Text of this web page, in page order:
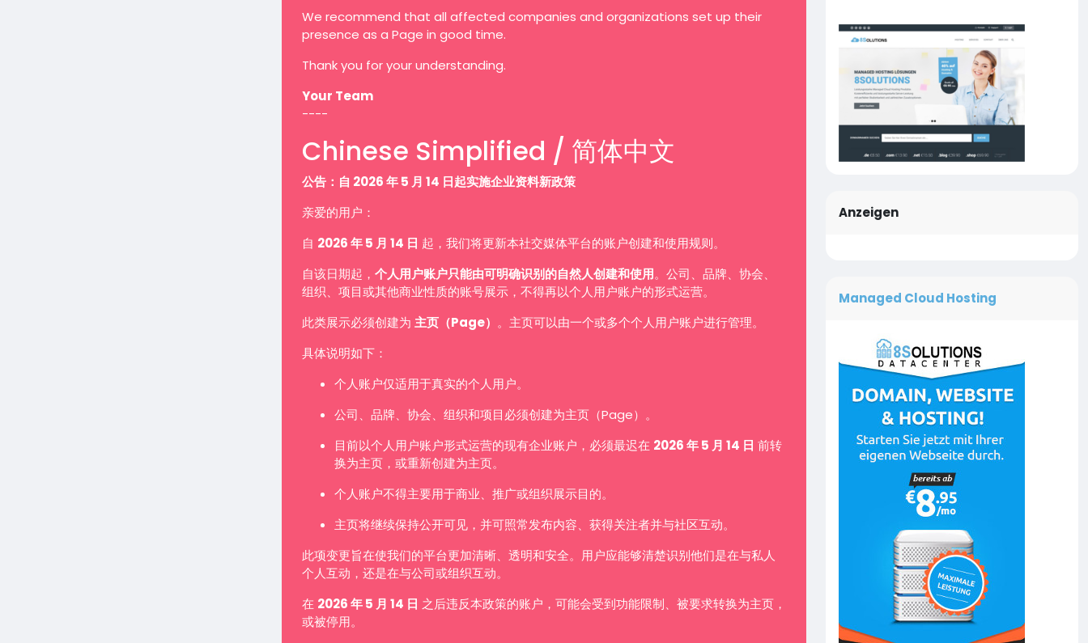
We recommend that all affected companies and organizations set up their
presence as a Page in good time.
Thank you for your understanding.
Your Team
----
Chinese Simplified / 简体中文
公告：自 2026 年 5 月 14 日起实施企业资料新政策
亲爱的用户：
自 2026 年 5 月 14 日 起，我们将更新本社交媒体平台的账户创建和使用规则。
自该日期起， 个人用户账户只能由可明确识别的自然人创建和使用。公司、品牌、协会、
组织、项目或其他商业性质的账号展示，不得再以个人用户账户的形式运营。
此类展示必须创建为 主页（Page） 。主页可以由一个或多个个人用户账户进行管理。
具体说明如下：
个人账户仅适用于真实的个人用户。
公司、品牌、协会、组织和项目必须创建为主页（Page）。
目前以个人用户账户形式运营的现有企业账户，必须最迟在 2026 年 5 月 14 日 前转
换为主页，或重新创建为主页。
个人账户不得主要用于商业、推广或组织展示目的。
主页将继续保持公开可见，并可照常发布内容、获得关注者并与社区互动。
此项变更旨在使我们的平台更加清晰、透明和安全。用户应能够清楚识别他们是在与私人
个人互动，还是在与公司或组织互动。
在 2026 年 5 月 14 日 之后违反本政策的账户，可能会受到功能限制、被要求转换为主页，
或被停用。
Anzeigen
Managed Cloud Hosting